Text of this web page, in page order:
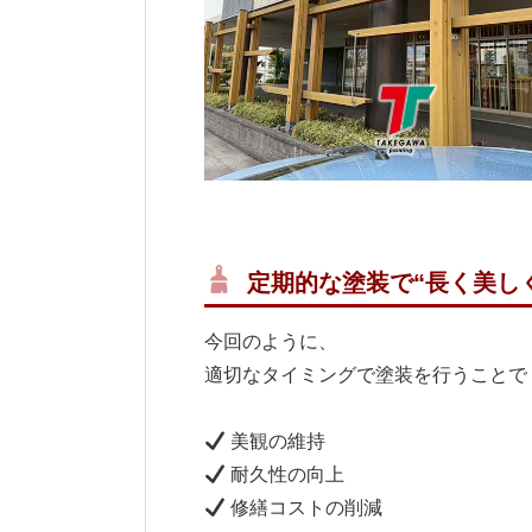
定期的な塗装で“長く美し
今回のように、
適切なタイミングで塗装を行うことで
美観の維持
耐久性の向上
修繕コストの削減